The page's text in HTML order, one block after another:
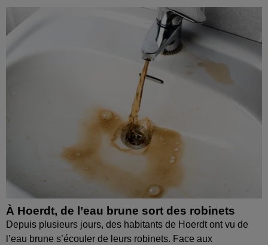
À Hoerdt, de l’eau brune sort des robinets
Depuis plusieurs jours, des habitants de Hoerdt ont vu de
l’eau brune s’écouler de leurs robinets. Face aux